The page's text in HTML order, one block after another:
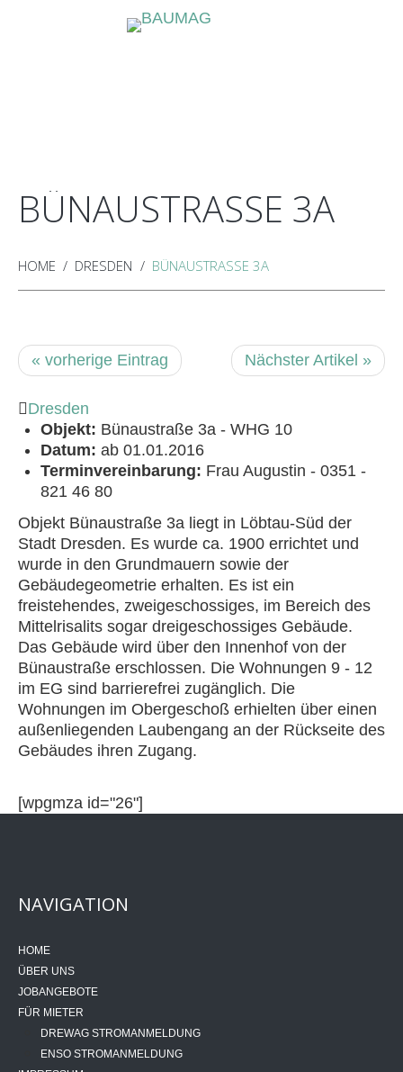
BÜNAUSTRASSE 3A
HOME DRESDEN BÜNAUSTRASSE 3A
« vorherige Eintrag Nächster Artikel »
Dresden
Objekt: Bünaustraße 3a - WHG 10
Datum: ab 01.01.2016
Terminvereinbarung: Frau Augustin - 0351 -
821 46 80
Objekt Bünaustraße 3a liegt in Löbtau-Süd der
Stadt Dresden. Es wurde ca. 1900 errichtet und
wurde in den Grundmauern sowie der
Gebäudegeometrie erhalten. Es ist ein
freistehendes, zweigeschossiges, im Bereich des
Mittelrisalits sogar dreigeschossiges Gebäude.
Das Gebäude wird über den Innenhof von der
Bünaustraße erschlossen. Die Wohnungen 9 - 12
im EG sind barrierefrei zugänglich. Die
Wohnungen im Obergeschoß erhielten über einen
außenliegenden Laubengang an der Rückseite des
Gebäudes ihren Zugang.
[wpgmza id="26"]
NAVIGATION
HOME
ÜBER UNS
JOBANGEBOTE
FÜR MIETER
DREWAG STROMANMELDUNG
ENSO STROMANMELDUNG